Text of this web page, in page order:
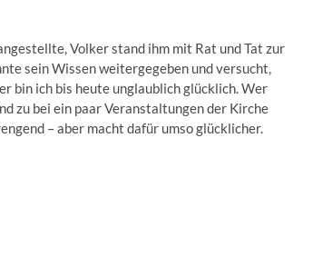
Volker stand ihm mit Rat und Tat zur
sein Wissen weitergegeben und versucht,
bin ich bis heute unglaublich glücklich. Wer
zu bei ein paar Veranstaltungen der Kirche
– aber macht dafür umso glücklicher.